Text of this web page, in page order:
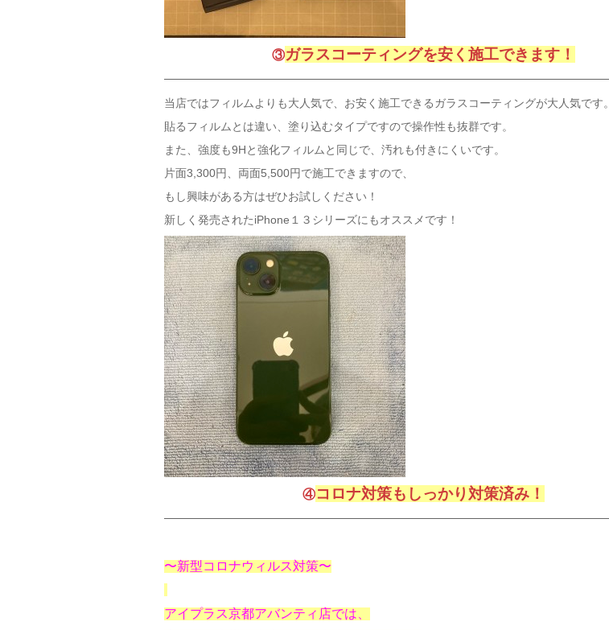
③ガラスコーティングを安く施工できます！
当店ではフィルムよりも大人気で、お安く施工できるガラスコーティングが大人気です。
貼るフィルムとは違い、塗り込むタイプですので操作性も抜群です。
また、強度も9Hと強化フィルムと同じで、汚れも付きにくいです。
片面3,300円、両面5,500円で施工できますので、
もし興味がある方はぜひお試しください！
新しく発売されたiPhone１３シリーズにもオススメです！
④コロナ対策もしっかり対策済み！
〜新型コロナウィルス対策〜
アイプラス京都アバンティ店では、